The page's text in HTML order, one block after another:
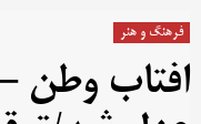
فرهنگ و هنر
افتاب وطن